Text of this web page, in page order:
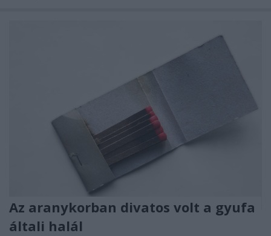
Az aranykorban divatos volt a gyufa
általi halál